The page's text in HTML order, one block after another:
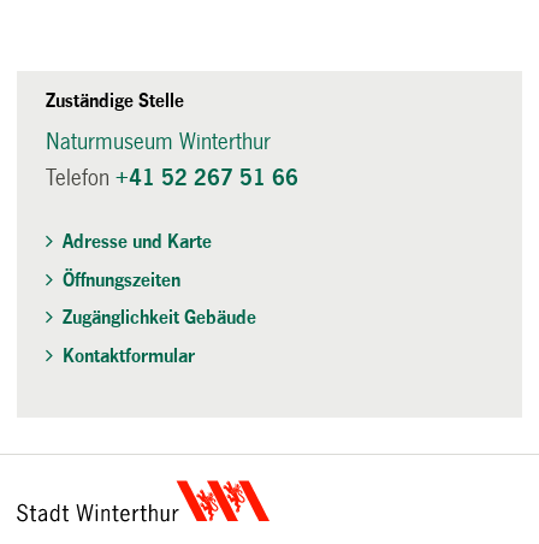
Zuständige Stelle
Naturmuseum Winterthur
Telefon+41 52 267 51 66
Adresse und Karte
Öffnungszeiten
Zugänglichkeit Gebäude
Kontaktformular